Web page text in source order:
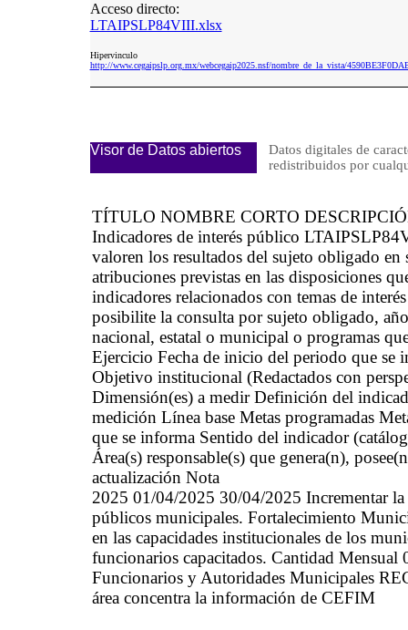
Acceso directo:
LTAIPSLP84VIII.xlsx
Hipervinculo
http://www.cegaipslp.org.mx/webcegaip2025.nsf/nombre_de_la_vista/
Visor de Datos abiertos
Datos digitales de
redistribuidos por
TÍTULO NOMBRE CORTO
Indicadores de interés público
valoren los resultados del sujeto obligado
atribuciones previstas en las disposiciones
indicadores relacionados con temas de
posibilite la consulta por sujeto obligado,
nacional, estatal o municipal o programas
Ejercicio Fecha de inicio del periodo que se
Objetivo institucional (Redactados con
Dimensión(es) a medir Definición del
medición Línea base Metas programadas
que se informa Sentido del indicador
Área(s) responsable(s) que genera(n),
actualización Nota
2025 01/04/2025 30/04/2025 Incrementar
públicos municipales. Fortalecimiento
en las capacidades institucionales de los
funcionarios capacitados. Cantidad
Funcionarios y Autoridades Municipales
área concentra la información de CEFIM